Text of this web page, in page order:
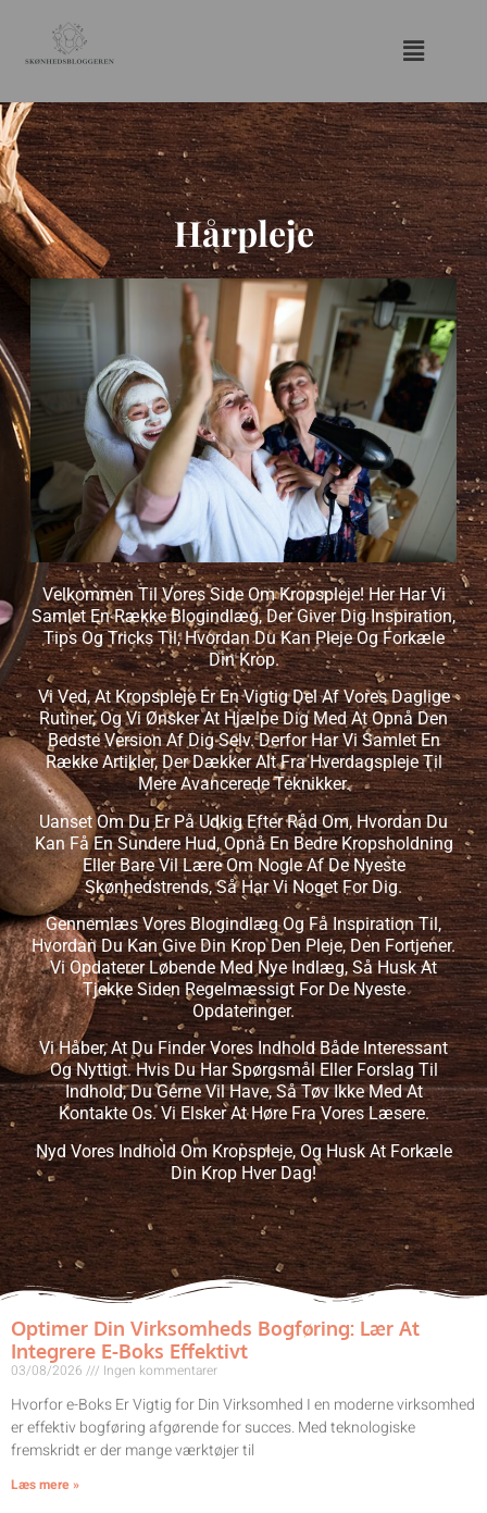
Hårpleje
Velkommen Til Vores Side Om Kropspleje! Her Har Vi
Samlet En Række Blogindlæg, Der Giver Dig Inspiration,
Tips Og Tricks Til, Hvordan Du Kan Pleje Og Forkæle
Din Krop.
Vi Ved, At Kropspleje Er En Vigtig Del Af Vores Daglige
Rutiner, Og Vi Ønsker At Hjælpe Dig Med At Opnå Den
Bedste Version Af Dig Selv. Derfor Har Vi Samlet En
Række Artikler, Der Dækker Alt Fra Hverdagspleje Til
Mere Avancerede Teknikker.
Uanset Om Du Er På Udkig Efter Råd Om, Hvordan Du
Kan Få En Sundere Hud, Opnå En Bedre Kropsholdning
Eller Bare Vil Lære Om Nogle Af De Nyeste
Skønhedstrends, Så Har Vi Noget For Dig.
Gennemlæs Vores Blogindlæg Og Få Inspiration Til,
Hvordan Du Kan Give Din Krop Den Pleje, Den Fortjener.
Vi Opdaterer Løbende Med Nye Indlæg, Så Husk At
Tjekke Siden Regelmæssigt For De Nyeste
Opdateringer.
Vi Håber, At Du Finder Vores Indhold Både Interessant
Og Nyttigt. Hvis Du Har Spørgsmål Eller Forslag Til
Indhold, Du Gerne Vil Have, Så Tøv Ikke Med At
Kontakte Os. Vi Elsker At Høre Fra Vores Læsere.
Nyd Vores Indhold Om Kropspleje, Og Husk At Forkæle
Din Krop Hver Dag!
Optimer Din Virksomheds Bogføring: Lær At
Integrere E-Boks Effektivt
03/08/2026 Ingen kommentarer
Hvorfor e-Boks Er Vigtig for Din Virksomhed I en moderne virksomhed
er effektiv bogføring afgørende for succes. Med teknologiske
fremskridt er der mange værktøjer til
Læs mere »